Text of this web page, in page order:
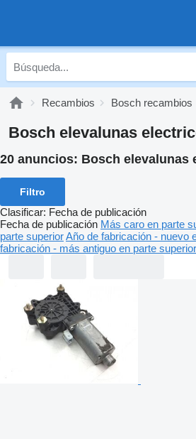
Recambios Bosch recambios
Bosch elevalunas
20 anuncios: Bosch elevalunas
Filtro
Clasificar: Fecha de publicación
Fecha de publicación Más caro en parte
parte superiorAño de fabricación - nuevo
fabricación - más antiguo en parte superior